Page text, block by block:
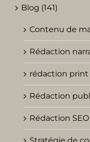
Blog (141)
Contenu de
Rédaction
rédaction print
Rédaction
Rédaction SEO